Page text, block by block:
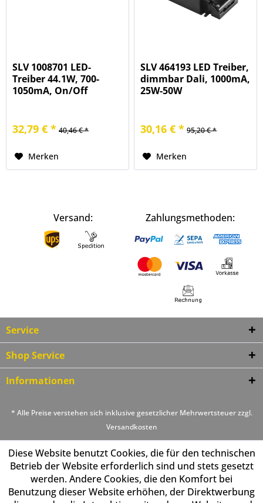
SLV 1008701 LED-
Treiber 44.1W, 700-
1050mA, On/Off
32,79 € * 40,46 € *
Merken
SLV 464193 LED Treiber,
dimmbar Dali, 1000mA,
25W-50W
30,16 € * 95,20 € *
Merken
Versand: Zahlungsmethoden:
Service
Shop Service
Informationen
* Alle Preise verstehen sich inklusive gesetzlicher Mehrwertsteuer zzgl.
Versandkosten
Diese Website benutzt Cookies, die für den technischen
Betrieb der Website erforderlich sind und stets gesetzt
werden. Andere Cookies, die den Komfort bei
Benutzung dieser Website erhöhen, der Direktwerbung